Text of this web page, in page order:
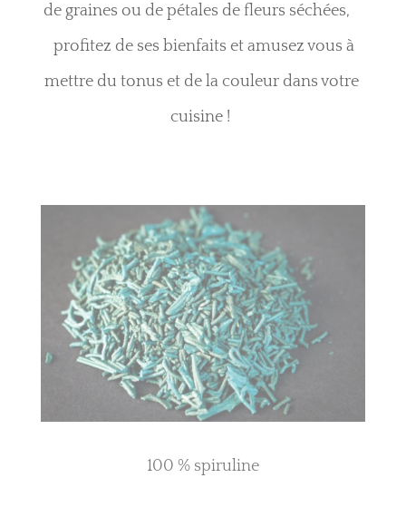
de graines ou de pétales de fleurs séchées,
profitez de ses bienfaits et amusez vous à
mettre du tonus et de la couleur dans votre
cuisine !
100 % spiruline